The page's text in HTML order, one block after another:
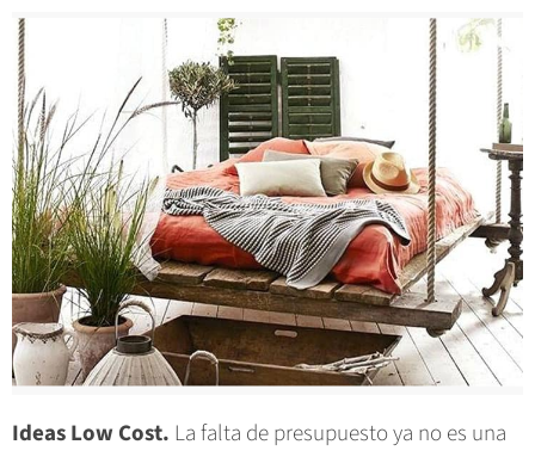
Ideas Low Cost. La falta de presupuesto ya no es una